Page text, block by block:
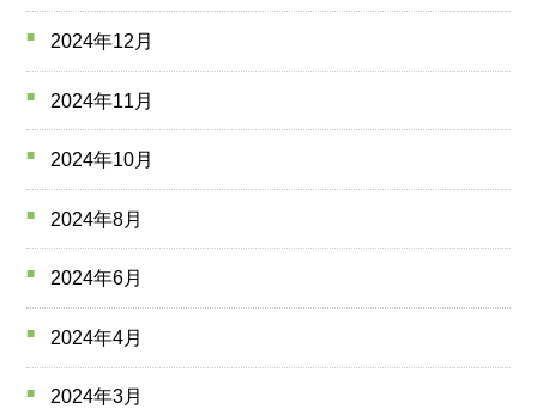
2024年12月
2024年11月
2024年10月
2024年8月
2024年6月
2024年4月
2024年3月